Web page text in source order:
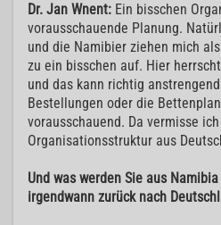
Dr. Jan Wnent: Ein bisschen
vorausschauende Planung.
und die Namibier ziehen mich
zu ein bisschen auf. Hier
und das kann richtig
Bestellungen oder die
vorausschauend. Da vermisse
Organisationsstruktur aus
Und was werden Sie aus
irgendwann zurück nach